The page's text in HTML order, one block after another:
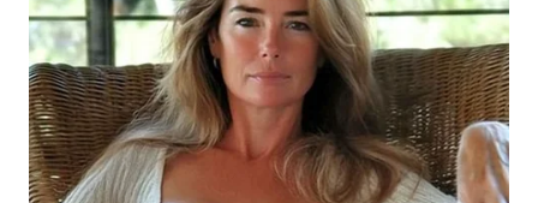
WN
PADANG
LAWAS
WN
SUMEDANG